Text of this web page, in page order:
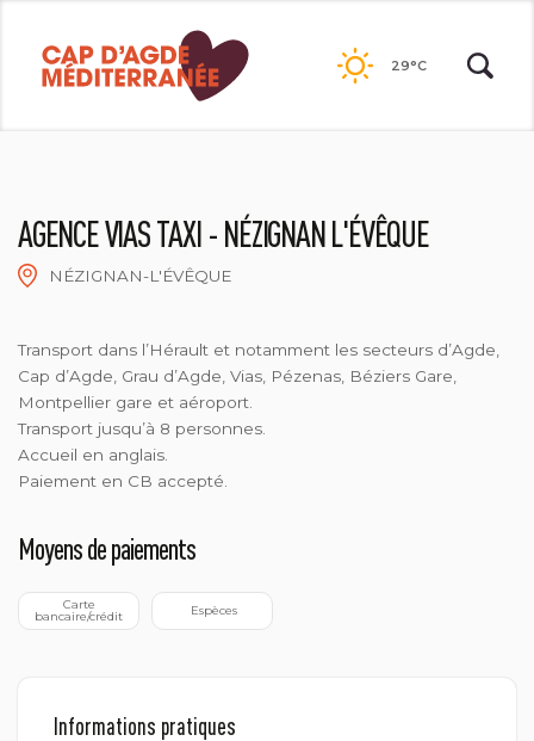
contenu
29°C
AGENCE VIAS TAXI - NÉZIGNAN L'ÉVÊQUE
NÉZIGNAN-L'ÉVÊQUE
Transport dans l’Hérault et notamment les secteurs d’Agde,
Cap d’Agde, Grau d’Agde, Vias, Pézenas, Béziers Gare,
Montpellier gare et aéroport.
Transport jusqu’à 8 personnes.
Accueil en anglais.
Paiement en CB accepté.
Moyens de paiements
bancaire/crédit Espèces
Informations pratiques